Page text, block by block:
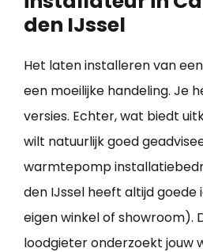
den IJssel
Het laten installeren van
een moeilijke handeling. Je
versies. Echter, wat biedt
wilt natuurlijk goed
warmtepomp
den IJssel heeft altijd goede
eigen winkel of showroom).
loodgieter onderzoekt jouw